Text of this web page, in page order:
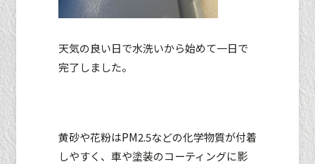
天気の良い日で水洗いから始めて一日で
完了しました。
黄砂や花粉はPM2.5などの化学物質が付着
しやすく、車や塗装のコーティングに影